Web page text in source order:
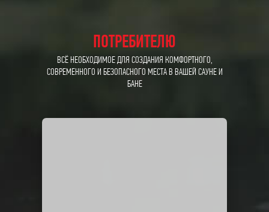
ПОТРЕБИТЕЛЮ
ВСЁ НЕОБХОДИМОЕ ДЛЯ СОЗДАНИЯ КОМФОРТНОГО,
СОВРЕМЕННОГО И БЕЗОПАСНОГО МЕСТА В ВАШЕЙ САУНЕ И
БАНЕ